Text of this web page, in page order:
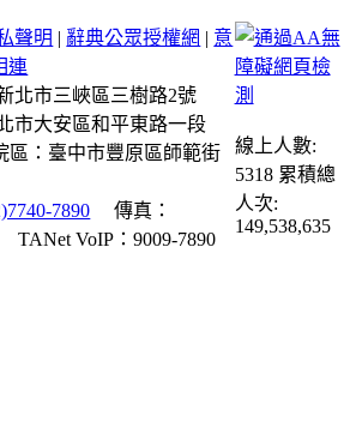
聲明 | 辭典公眾授權網 | 意
連
北市三峽區三樹路2號
市大安區和平東路一段
區：臺中市豐原區師範街
7890
傳真：
TANet VoIP：9009-7890
線上人數:
5318 累積總
人次:
149,538,635